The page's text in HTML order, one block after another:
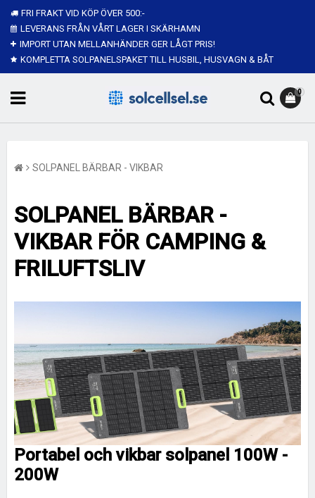
FRI FRAKT VID KÖP ÖVER 500:-
LEVERANS FRÅN VÅRT LAGER I SKÄRHAMN
IMPORT UTAN MELLANHÄNDER GER LÅGT PRIS!
KOMPLETTA SOLPANELSPAKET TILL HUSBIL, HUSVAGN & BÅT
0
SOLPANEL BÄRBAR - VIKBAR
SOLPANEL BÄRBAR -
VIKBAR FÖR CAMPING &
FRILUFTSLIV
Portabel och vikbar solpanel 100W -
200W